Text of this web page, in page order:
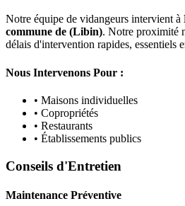
Notre équipe de vidangeurs intervient à
commune de (Libin). Notre proximité
délais d'intervention rapides, essentiels
Nous Intervenons Pour :
• Maisons individuelles
• Copropriétés
• Restaurants
• Établissements publics
Conseils d'Entretien
Maintenance Préventive